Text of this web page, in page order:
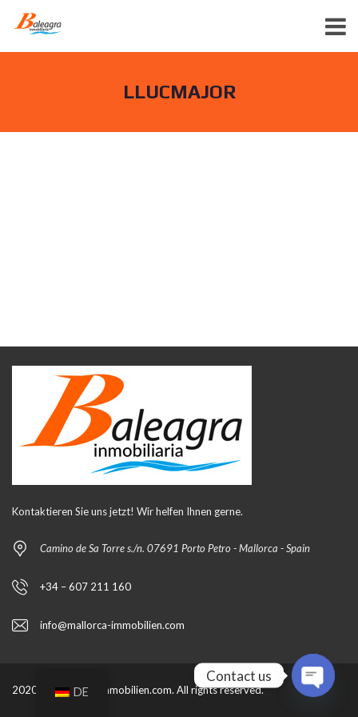
LLUCMAJOR
Kontaktieren Sie uns jetzt! Wir helfen Ihnen gerne.
Camino de Sa Torre s./n. 07691 Porto Petro - Mallorca - Spain
+34 – 607 211 160
info@mallorca-immobilien.com
2020 by mallorca-immobilien.com. All rights reserved.
DE
Contact us